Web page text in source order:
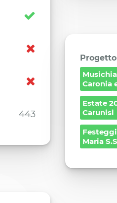
443
Caronia
Estate
Carunisi
Maria